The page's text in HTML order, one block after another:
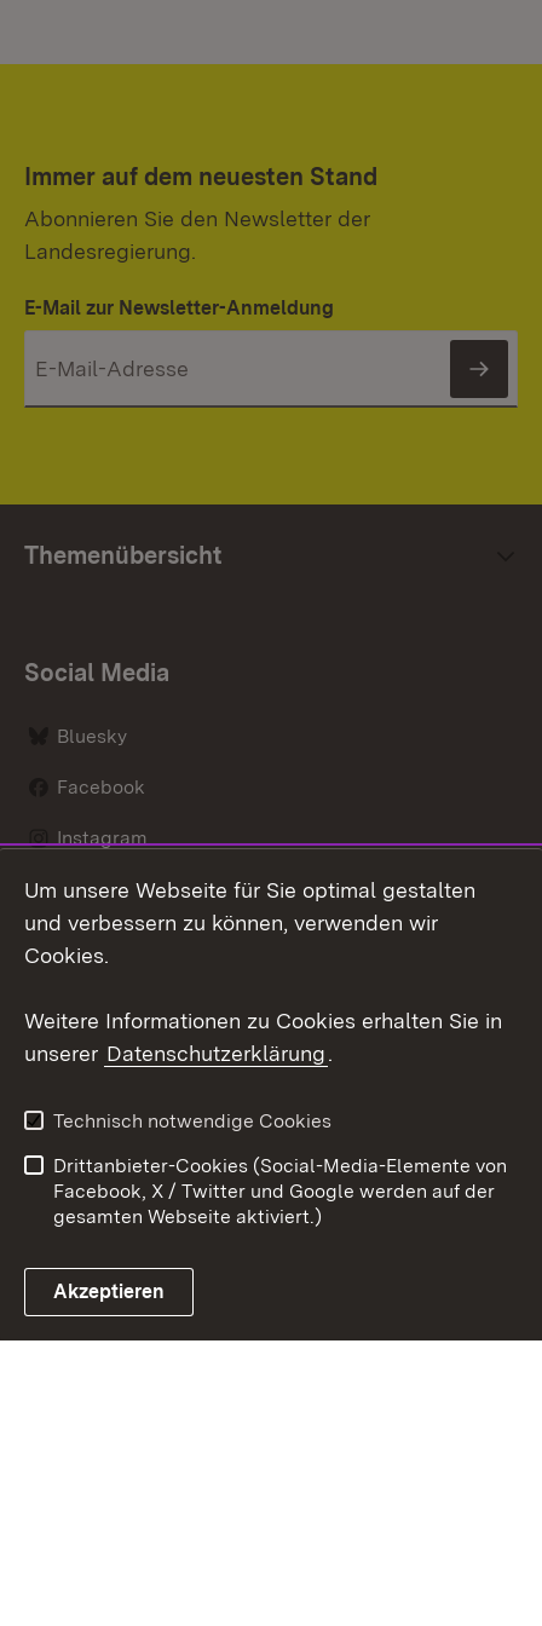
Immer auf dem neuesten Stand
Abonnieren Sie den Newsletter der
Landesregierung.
E-Mail zur Newsletter-Anmeldung
Themenübersicht
Social Media
Bluesky
Facebook
Instagram
LinkedIn
Link zum Landesportal
Datenschutz
Barrierefreiheit
Impressum
Cookies
Um unsere Webseite für Sie optimal gestalten
und verbessern zu können, verwenden wir
Cookies.
Weitere Informationen zu Cookies erhalten Sie in
unserer Datenschutzerklärung.
Technisch notwendige Cookies
Drittanbieter-Cookies (Social-Media-Elemente von
Facebook, X / Twitter und Google werden auf der
gesamten Webseite aktiviert.)
Akzeptieren